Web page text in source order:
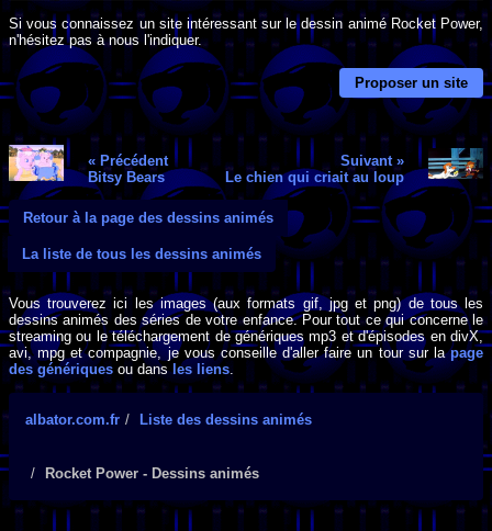
Si vous connaissez un site intéressant sur le dessin animé Rocket Power,
n'hésitez pas à nous l'indiquer.
Proposer un site
« Précédent
Bitsy Bears
Suivant »
Le chien qui criait au loup
Retour à la page des dessins animés
La liste de tous les dessins animés
Vous trouverez ici les images (aux formats gif, jpg et png) de tous les
dessins animés des séries de votre enfance. Pour tout ce qui concerne le
streaming ou le téléchargement de génériques mp3 et d'épisodes en divX,
avi, mpg et compagnie, je vous conseille d'aller faire un tour sur lapage
des génériques ou dansles liens.
albator.com.fr Liste des dessins animés
Rocket Power - Dessins animés